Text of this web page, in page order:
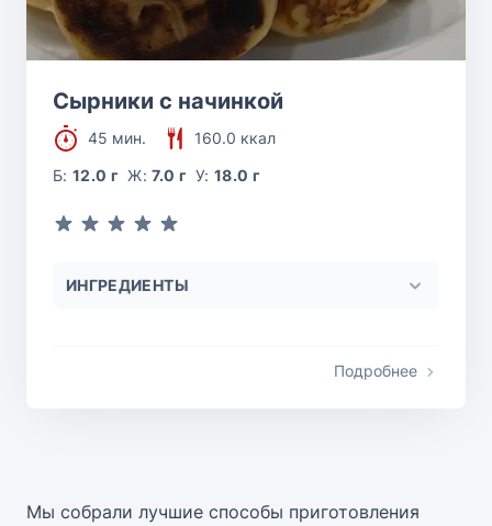
Сырники с начинкой
45 мин.
160.0 ккал
Б:12.0 г Ж:7.0 г У:18.0 г
ИНГРЕДИЕНТЫ
Подробнее
Мы собрали лучшие способы приготовления